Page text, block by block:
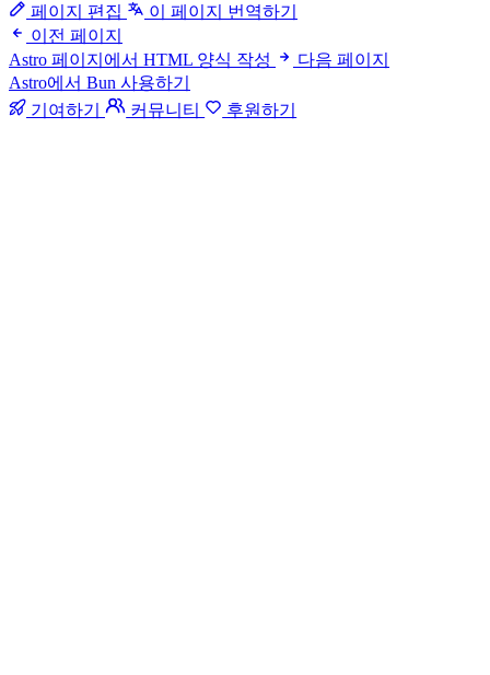
페이지 편집
이 페이지 번역하기
이전 페이지
Astro 페이지에서 HTML 양식 작성
다음 페이지
Astro에서 Bun 사용하기
기여하기
커뮤니티 후원하기